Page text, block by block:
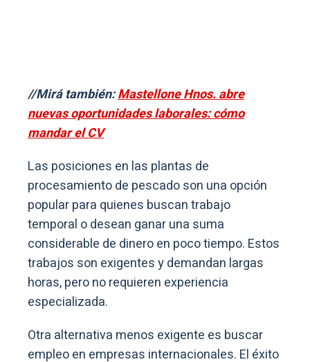
//Mirá también:Mastellone Hnos. abre
nuevas oportunidades laborales: cómo
mandar el CV
Las posiciones en las plantas de
procesamiento de pescado son una opción
popular para quienes buscan trabajo
temporal o desean ganar una suma
considerable de dinero en poco tiempo. Estos
trabajos son exigentes y demandan largas
horas, pero no requieren experiencia
especializada.
Otra alternativa menos exigente es buscar
empleo en empresas internacionales. El éxito